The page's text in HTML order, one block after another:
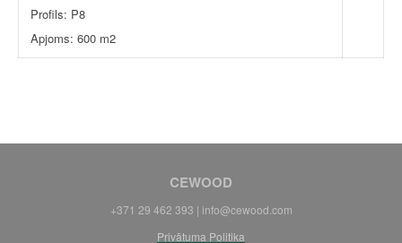
Profils: P8
Apjoms: 600 m2
CEWOOD
+371 29 462 393 | info@cewood.com
Privātuma Politika